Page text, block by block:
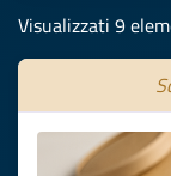
Visualizzati 9